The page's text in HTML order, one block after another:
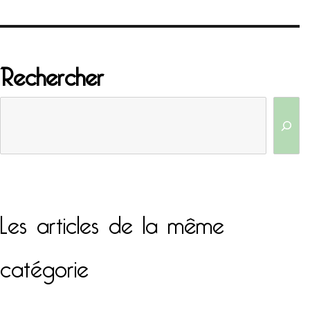
Rechercher
Les articles de la même
catégorie